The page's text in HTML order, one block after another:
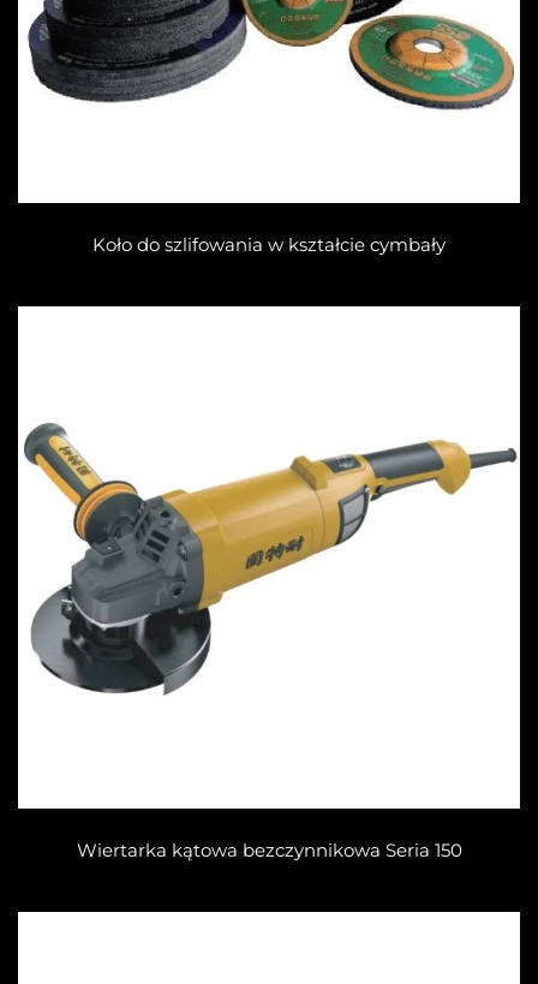
Koło do szlifowania w kształcie cymbały
Wiertarka kątowa bezczynnikowa Seria 150